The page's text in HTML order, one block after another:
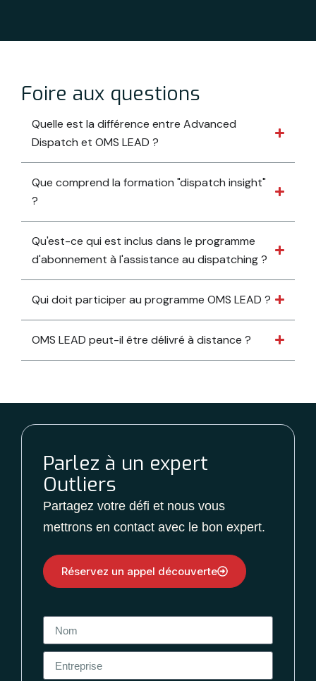
Foire aux questions
Quelle est la différence entre Advanced
Dispatch et OMS LEAD ?
Que comprend la formation "dispatch insight"
?
Qu'est-ce qui est inclus dans le programme
d'abonnement à l'assistance au dispatching ?
Qui doit participer au programme OMS LEAD ?
OMS LEAD peut-il être délivré à distance ?
Parlez à un expert
Outliers
Partagez votre défi et nous vous
mettrons en contact avec le bon expert.
Réservez un appel découverte